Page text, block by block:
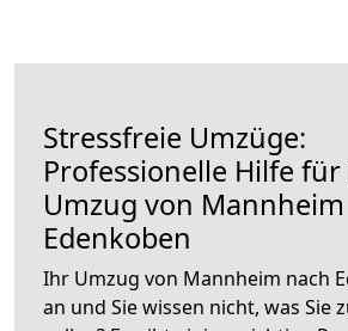
Stressfreie Umzüge:
Professionelle Hilfe
Umzug von
Edenkoben
Ihr Umzug von Mannheim nach
an und Sie wissen nicht, was Sie